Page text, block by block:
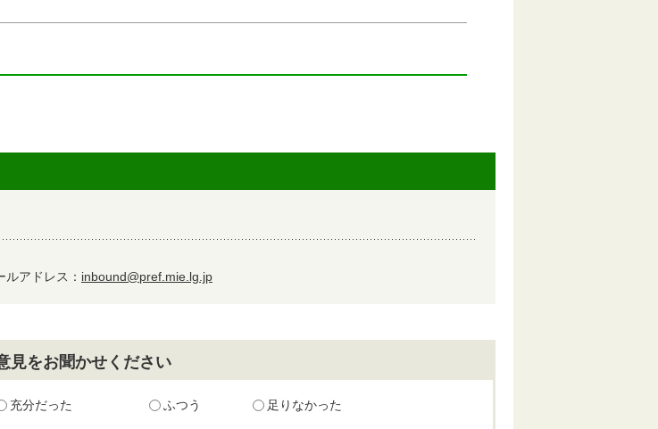
ルアドレス： inbound@pref.mie.lg.jp
見をお聞かせください
充分だった ふつう 足りなかった